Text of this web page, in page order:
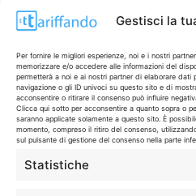
Gestisci la
Per fornire le migliori esperienze, noi e i nostri
memorizzare e/o accedere alle informazioni del
permetterà a noi e ai nostri partner di elaborare dati
navigazione o gli ID univoci su questo sito e di
acconsentire o ritirare il consenso può influire
Clicca qui sotto per acconsentire a quanto sopra o
saranno applicate solamente a questo sito. È
momento, compreso il ritiro del consenso,
sul pulsante di gestione del consenso nella parte
Statistiche
Un click per tutti i canali!
LIVE OFFERTE
🔥
Tutte